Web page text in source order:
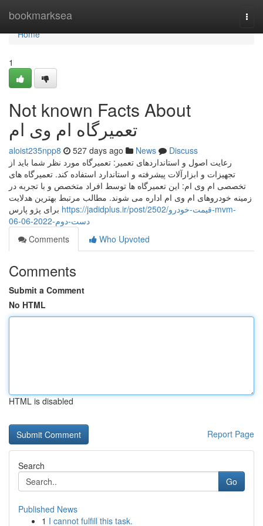
bookmarksea
Home
Home
1
Not known Facts About
تعمیرگاه ام وی ام
aloist235npp8 527 days ago News
Discuss
رعایت اصول و استانداردهای تعمیر: تعمیرگاه مورد نظر شما باید از
تجهیزات و ابزارآلات پیشرفته و استاندارد استفاده کند. تعمیرگاه های
تخصصی ام وی ام: این تعمیرگاه ها توسط افراد متخصص و با تجربه در
زمینه خودروهای ام وی ام اداره می شوند. مطالب مرتبط بهترین هدلایت
https://jadidplus.ir/post/2502/قیمت-خودرو-mvm-
دست-دوم-2022-06-06
Comments
Who Upvoted
Comments
Submit a Comment
No HTML
HTML is disabled
Report Page
Search
Go
Published News
1 I cannot fulfill this task.